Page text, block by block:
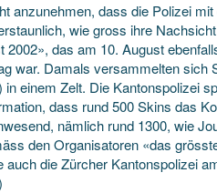
anzunehmen, dass die Polizei
wie gross ihre
das am 10. August
war. Damals versammelten sich
einem Zelt. Die Kantonspolizei
dass rund 500 Skins das
nämlich rund 1300, wie
den Organisatoren «das
die Zürcher Kantonspolizei